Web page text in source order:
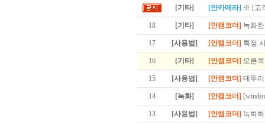
[기타] [안카메라] ※ [고
18 [기타] [안캠코더] 녹화
17 [사용법] [안캠코더] 특정
16 [기타] [안캠코더] 오른
15 [사용법] [안캠코더] 테두
14 [녹화] [안캠코더]
13 [사용법] [안캠코더] 녹화